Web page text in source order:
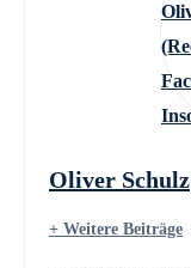
Oliver Schulz
+ Weitere Beiträge